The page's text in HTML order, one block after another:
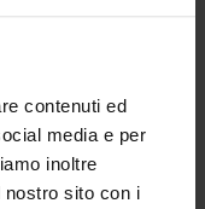
contenuti ed
media e per
inoltre
sito con i